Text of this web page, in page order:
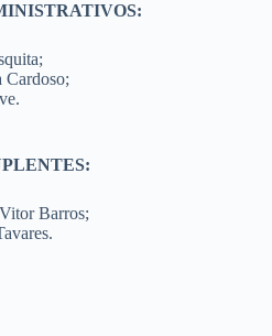
Cardoso;
Barros;